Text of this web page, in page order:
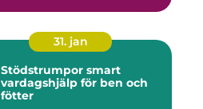
31. jan
Stödstrumpor smart
vardagshjälp för ben och
fötter